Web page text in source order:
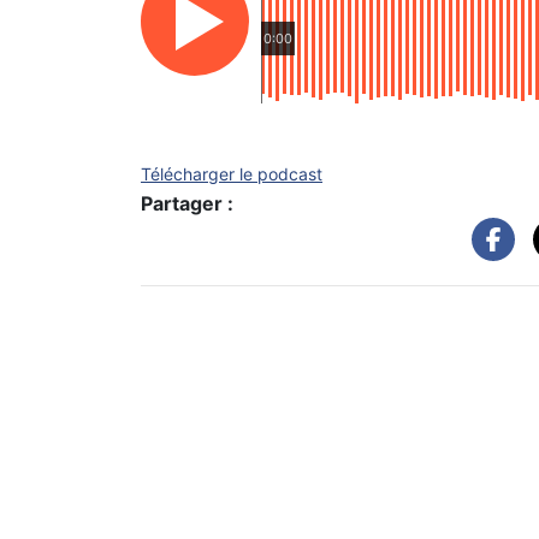
0:00
Télécharger le podcast
Partager :